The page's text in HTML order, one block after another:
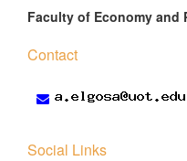
Faculty of Economy and
Contact
Social Links